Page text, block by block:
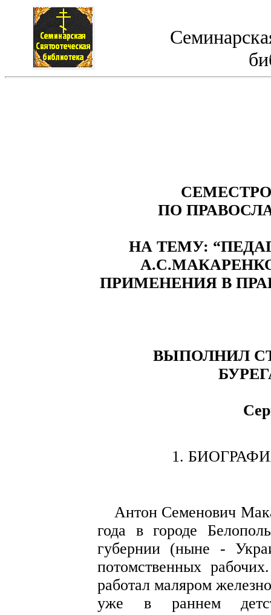
ПО
НА ТЕМУ:
ПРИМЕНЕНИЯ В
ВЫПОЛНИЛ
1.
Антон Семенович
года в городе
губернии (ныне -
потомственных
работал маляром
уже в раннем